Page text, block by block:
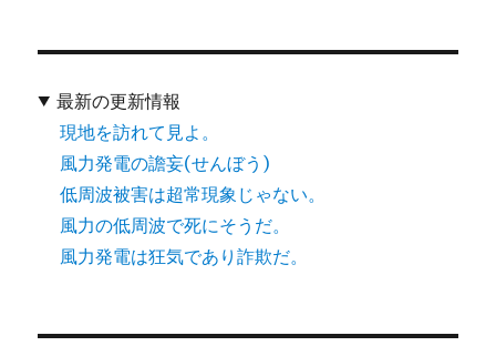
最新の更新情報
現地を訪れて見よ。
風力発電の譫妄(せんぼう)
低周波被害は超常現象じゃない。
風力の低周波で死にそうだ。
風力発電は狂気であり詐欺だ。